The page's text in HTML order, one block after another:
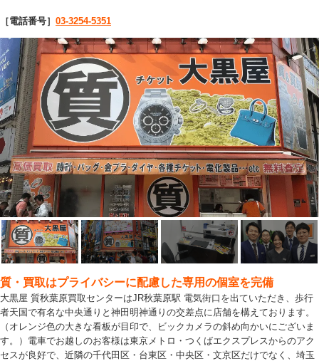
［電話番号］ 03-3254-5351
質・買取はプライバシーに配慮した専用の個室を完備
大黒屋 質秋葉原買取センターはJR秋葉原駅 電気街口を出ていただき、歩行
者天国で有名な中央通りと神田明神通りの交差点に店舗を構えております。
（オレンジ色の大きな看板が目印で、ビックカメラの斜め向かいにございま
す。）電車でお越しのお客様は東京メトロ・つくばエクスプレスからのアク
セスが良好で、近隣の千代田区・台東区・中央区・文京区だけでなく、埼玉